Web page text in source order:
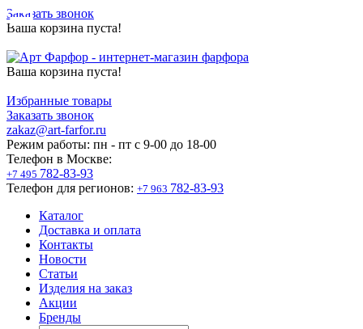
Заказать звонок
Ваша корзина пуста!
Ваша корзина пуста!
Избранные товары
Заказать звонок
zakaz@art-farfor.ru
Режим работы: пн - пт c 9-00 до 18-00
Телефон в Москве:
+7 495 782-83-93
Телефон для регионов: +7 963 782-83-93
Каталог
Доставка и оплата
Контакты
Новости
Статьи
Изделия на заказ
Акции
Бренды